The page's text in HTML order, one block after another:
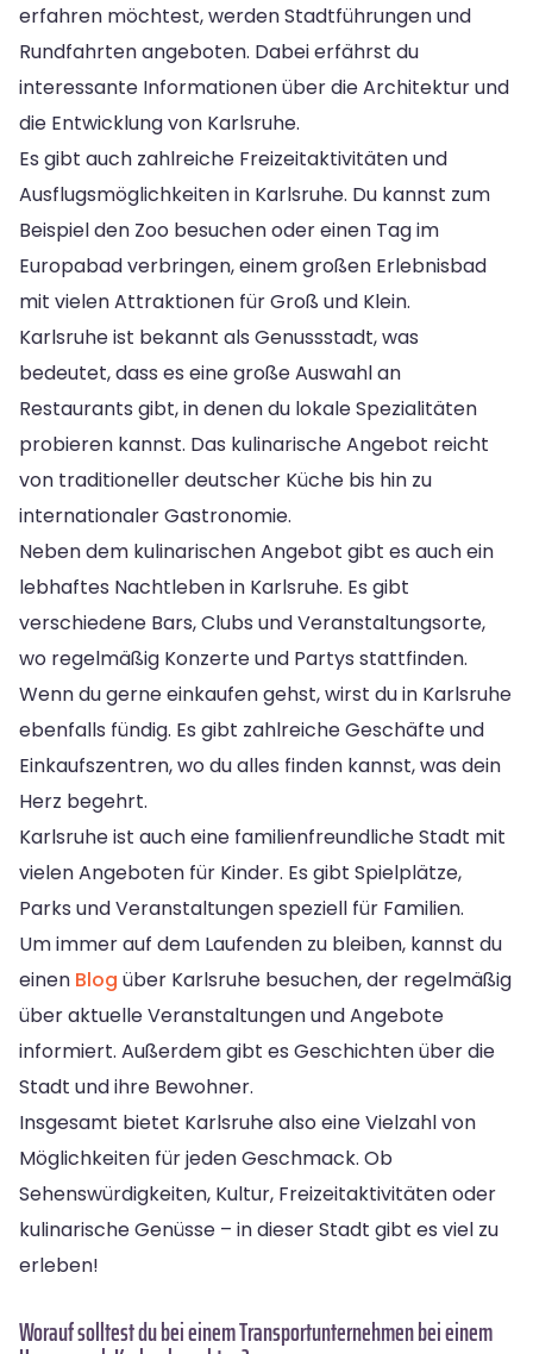
erfahren möchtest, werden Stadtführungen und
Rundfahrten angeboten. Dabei erfährst du
interessante Informationen über die Architektur und
die Entwicklung von Karlsruhe.
Es gibt auch zahlreiche Freizeitaktivitäten und
Ausflugsmöglichkeiten in Karlsruhe. Du kannst zum
Beispiel den Zoo besuchen oder einen Tag im
Europabad verbringen, einem großen Erlebnisbad
mit vielen Attraktionen für Groß und Klein.
Karlsruhe ist bekannt als Genussstadt, was
bedeutet, dass es eine große Auswahl an
Restaurants gibt, in denen du lokale Spezialitäten
probieren kannst. Das kulinarische Angebot reicht
von traditioneller deutscher Küche bis hin zu
internationaler Gastronomie.
Neben dem kulinarischen Angebot gibt es auch ein
lebhaftes Nachtleben in Karlsruhe. Es gibt
verschiedene Bars, Clubs und Veranstaltungsorte,
wo regelmäßig Konzerte und Partys stattfinden.
Wenn du gerne einkaufen gehst, wirst du in Karlsruhe
ebenfalls fündig. Es gibt zahlreiche Geschäfte und
Einkaufszentren, wo du alles finden kannst, was dein
Herz begehrt.
Karlsruhe ist auch eine familienfreundliche Stadt mit
vielen Angeboten für Kinder. Es gibt Spielplätze,
Parks und Veranstaltungen speziell für Familien.
Um immer auf dem Laufenden zu bleiben, kannst du
einen Blog über Karlsruhe besuchen, der regelmäßig
über aktuelle Veranstaltungen und Angebote
informiert. Außerdem gibt es Geschichten über die
Stadt und ihre Bewohner.
Insgesamt bietet Karlsruhe also eine Vielzahl von
Möglichkeiten für jeden Geschmack. Ob
Sehenswürdigkeiten, Kultur, Freizeitaktivitäten oder
kulinarische Genüsse – in dieser Stadt gibt es viel zu
erleben!
Worauf solltest du bei einem Transportunternehmen bei einem